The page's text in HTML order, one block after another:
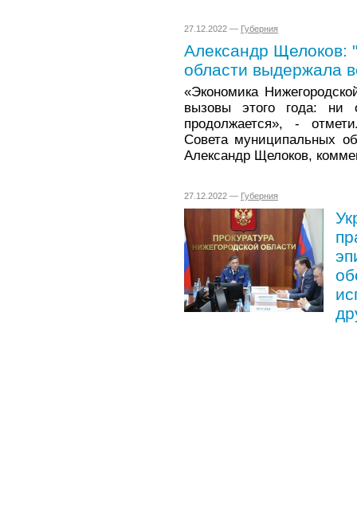
27.12.2022 — Губерния
Александр Щелоков:
области выдержала
«Экономика
вызовы этого года: ни
продолжается», -
Совета муниципальных
Александр Щелоков,
27.12.2022 — Губерния